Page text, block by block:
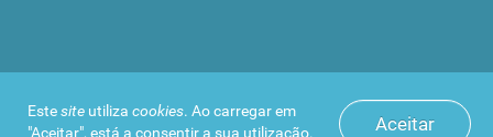
Aceitar
Estesite utiliza cookies. Ao carregar em
"Aceitar", está a consentir a sua utilização.
Infarmed © 2016. Todos os direitos reservados